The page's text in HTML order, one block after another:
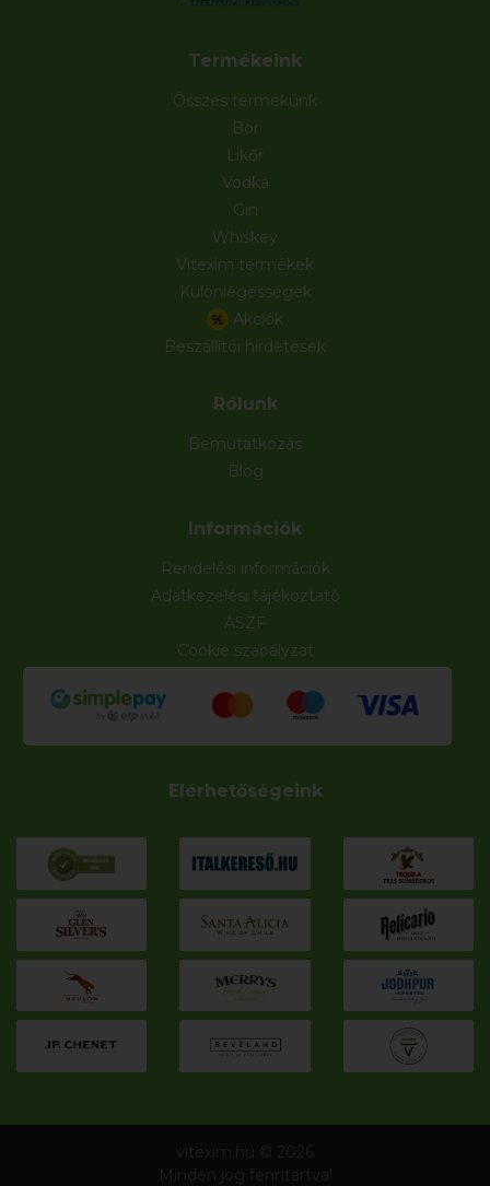
Termékeink
Összes termékünk
Bor
Likőr
Vodka
Gin
Whiskey
Vitexim termékek
Különlegességek
% Akciók
Beszállítói hirdetések
Rólunk
Bemutatkozás
Blog
Információk
Rendelési információk
Adatkezelési tájékoztató
ÁSZF
Cookie szabályzat
Elérhetőségeink